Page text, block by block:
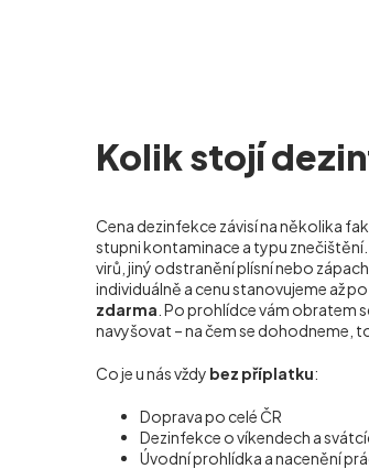
Kolik stojí
Cena dezinfekce závisí na několika
stupni kontaminace a typu
virů, jiný odstranění plísní nebo
individuálně a cenu stanovujeme až po
zdarma . Po prohlídce vám obratem
navyšovat – na čem se dohodneme,
Co je u nás vždy bez příplatku:
Doprava po celé ČR
Dezinfekce o víkendech a
Úvodní prohlídka a nacenění